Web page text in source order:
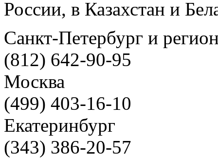
России, в Казахстан и
Санкт-Петербург и
(812) 642-90-95
Москва
(499) 403-16-10
Екатеринбург
(343) 386-20-57